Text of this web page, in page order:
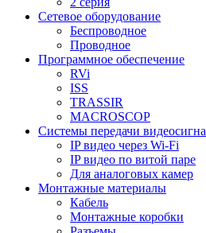
Сетевое оборудование
Беспроводное
Проводное
Программное обеспечение
RVi
ISS
TRASSIR
MACROSCOP
Системы передачи
IP видео через Wi-Fi
IP видео по витой паре
Для аналоговых камер
Монтажные материалы
Кабель
Монтажные коробки